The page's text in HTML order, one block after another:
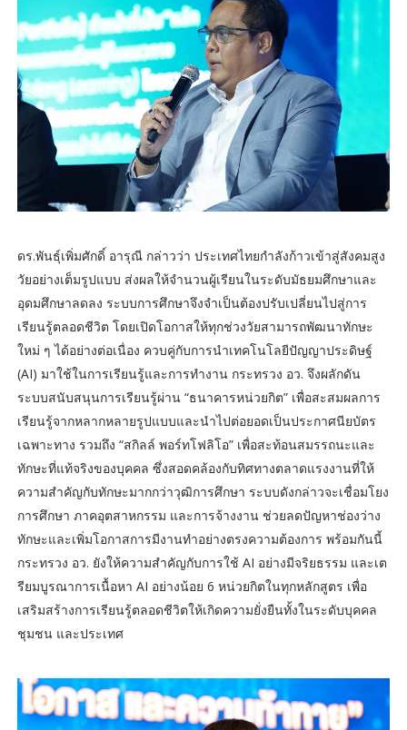
ดร.พันธุ์เพิ่มศักดิ์ อารุณี กล่าวว่า ประเทศไทยกำลังก้าวเข้าสู่สังคมสูง
วัยอย่างเต็มรูปแบบ ส่งผลให้จำนวนผู้เรียนในระดับมัธยมศึกษาและ
อุดมศึกษาลดลง ระบบการศึกษาจึงจำเป็นต้องปรับเปลี่ยนไปสู่การ
เรียนรู้ตลอดชีวิต โดยเปิดโอกาสให้ทุกช่วงวัยสามารถพัฒนาทักษะ
ใหม่ ๆ ได้อย่างต่อเนื่อง ควบคู่กับการนำเทคโนโลยีปัญญาประดิษฐ์
(AI) มาใช้ในการเรียนรู้และการทำงาน กระทรวง อว. จึงผลักดัน
ระบบสนับสนุนการเรียนรู้ผ่าน “ธนาคารหน่วยกิต” เพื่อสะสมผลการ
เรียนรู้จากหลากหลายรูปแบบและนำไปต่อยอดเป็นประกาศนียบัตร
เฉพาะทาง รวมถึง “สกิลล์ พอร์ทโฟลิโอ” เพื่อสะท้อนสมรรถนะและ
ทักษะที่แท้จริงของบุคคล ซึ่งสอดคล้องกับทิศทางตลาดแรงงานที่ให้
ความสำคัญกับทักษะมากกว่าวุฒิการศึกษา ระบบดังกล่าวจะเชื่อมโยง
การศึกษา ภาคอุตสาหกรรม และการจ้างงาน ช่วยลดปัญหาช่องว่าง
ทักษะและเพิ่มโอกาสการมีงานทำอย่างตรงความต้องการ พร้อมกันนี้
กระทรวง อว. ยังให้ความสำคัญกับการใช้ AI อย่างมีจริยธรรม และเต
รียมบูรณาการเนื้อหา AI อย่างน้อย 6 หน่วยกิตในทุกหลักสูตร เพื่อ
เสริมสร้างการเรียนรู้ตลอดชีวิตให้เกิดความยั่งยืนทั้งในระดับบุคคล
ชุมชน และประเทศ